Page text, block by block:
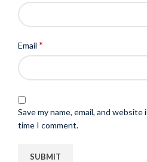
Email *
Save my name, email, and
time I comment.